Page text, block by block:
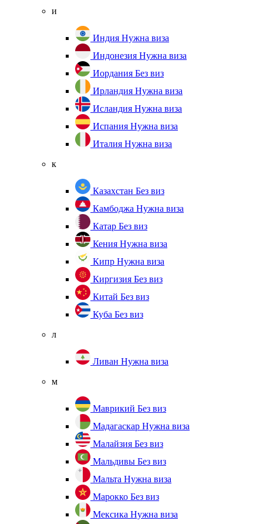
и
Индия Нужна виза
Индонезия Нужна виза
Иордания Без виз
Ирландия Нужна виза
Исландия Нужна виза
Испания Нужна виза
Италия Нужна виза
к
Казахстан Без виз
Камбоджа Нужна виза
Катар Без виз
Кения Нужна виза
Кипр Нужна виза
Киргизия Без виз
Китай Без виз
Куба Без виз
л
Ливан Нужна виза
м
Маврикий Без виз
Мадагаскар Нужна виза
Малайзия Без виз
Мальдивы Без виз
Мальта Нужна виза
Марокко Без виз
Мексика Нужна виза